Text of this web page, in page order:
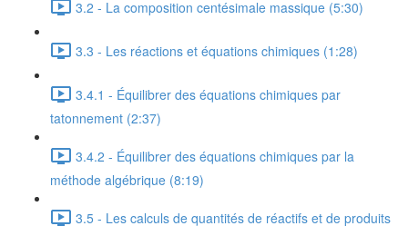
3.2 - La composition centésimale massique (5:30)
3.3 - Les réactions et équations chimiques (1:28)
3.4.1 - Équilibrer des équations chimiques par
tatonnement (2:37)
3.4.2 - Équilibrer des équations chimiques par la
méthode algébrique (8:19)
3.5 - Les calculs de quantités de réactifs et de produits